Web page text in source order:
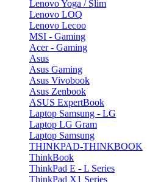
Lenovo Yoga / Slim
Lenovo LOQ
Lenovo Lecoo
MSI - Gaming
Acer - Gaming
Asus
Asus Gaming
Asus Vivobook
Asus Zenbook
ASUS ExpertBook
Laptop Samsung - LG
Laptop LG Gram
Laptop Samsung
THINKPAD-THINKBOOK
ThinkBook
ThinkPad E - L Series
ThinkPad X1 Series